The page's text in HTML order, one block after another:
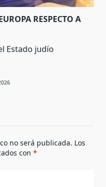
RESPECTO A
Estado judío
no será publicada. Los
con *